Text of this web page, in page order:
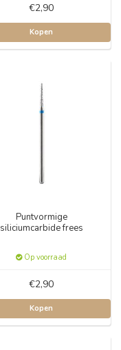
€2,90
Kopen
Puntvormige
siliciumcarbide frees
Op voorraad
€2,90
Kopen